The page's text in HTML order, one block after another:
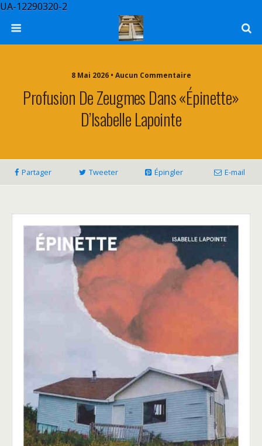
UA-12290320-2
8 Mai 2026 • Aucun Commentaire
Profusion De Zeugmes Dans «Épinette»
D’Isabelle Lapointe
Partager Tweeter Épingler E-mail